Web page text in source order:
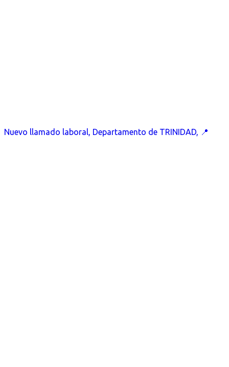
Nuevo llamado laboral, Departamento de TRINIDAD, 📍